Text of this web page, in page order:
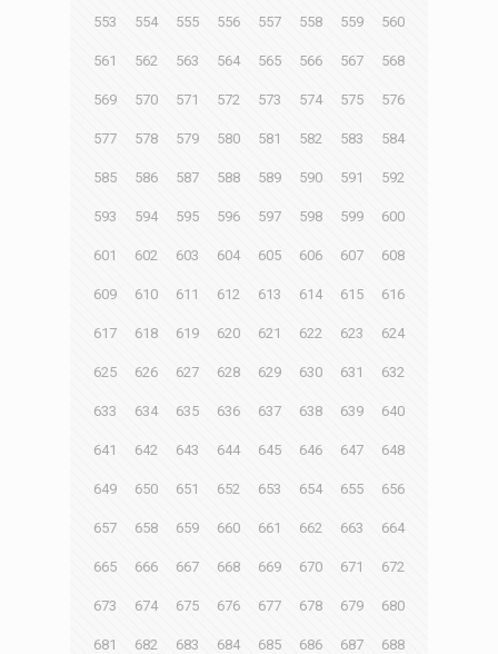
553 554 555 556 557 558 559 560
561 562 563 564 565 566 567 568
569 570 571 572 573 574 575 576
577 578 579 580 581 582 583 584
585 586 587 588 589 590 591 592
593 594 595 596 597 598 599 600
601 602 603 604 605 606 607 608
609 610 611 612 613 614 615 616
617 618 619 620 621 622 623 624
625 626 627 628 629 630 631 632
633 634 635 636 637 638 639 640
641 642 643 644 645 646 647 648
649 650 651 652 653 654 655 656
657 658 659 660 661 662 663 664
665 666 667 668 669 670 671 672
673 674 675 676 677 678 679 680
681 682 683 684 685 686 687 688